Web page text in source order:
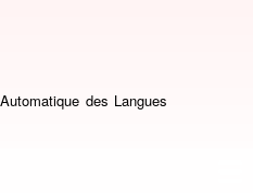
des Langues